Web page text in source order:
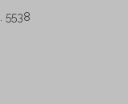
5538